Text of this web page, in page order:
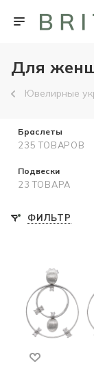
Для
Ювелирные
Браслеты
235 ТОВАРОВ
Подвески
23 ТОВАРА
ФИЛЬТР